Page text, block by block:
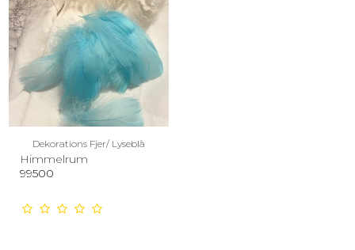
Dekorations Fjer/ Lyseblå
Himmelrum
99500